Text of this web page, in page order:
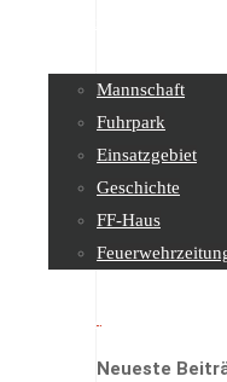
Mannschaft
Fuhrpark
Einsatzgebiet
Geschichte
FF-Haus
Neueste